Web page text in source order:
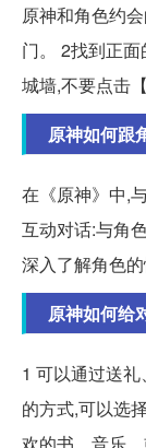
原神和角色约
门。 2找到正
城墙,不要点击
原神如何跟
在《原神》中,
互动对话:与角
深入了解角色
原神如何给
1 可以通过送
的方式,可以选